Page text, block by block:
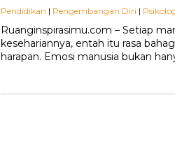
Pendidikan | Pengembangan Diri |
Ruanginspirasimu.com – Setiap
kesehariannya, entah itu rasa
harapan. Emosi manusia bukan